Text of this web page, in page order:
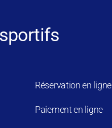
Réservation en ligne
Paiement en ligne